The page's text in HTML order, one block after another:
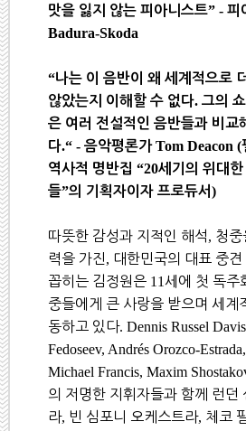
맛을 잃지 않는 피아니스트” -피
Badura-Skoda
“나는 이 음반이 왜 세계적으로
않았는지 이해할 수 없다.그의
은 여러 전설적인 음반들과 비교
다.“ -음악평론가Tom Deacon (
역사적 명반집“20세기의 위대
들”의 기획자이자 프로듀서)
따뜻한 감성과 지적인 해석, 청중
력을 가진, 대한민국의 대표 중
꼽히는 김정원은 11세에 첫 독주
중들에게 큰 사랑을 받으며 세계
동하고 있다. Dennis Russel
Fedoseev, Andrés Orozco-
Michael Francis, Maxim
의 저명한 지휘자들과 함께 런던
라, 빈 심포니 오케스트라, 체코